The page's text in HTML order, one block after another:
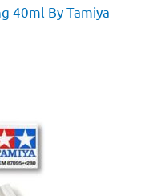
40ml By Tamiya